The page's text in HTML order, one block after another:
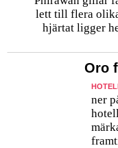
lett till flera
hjärtat ligger
Oro
ner